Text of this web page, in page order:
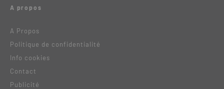
A propos
A Propos
Politique de confidentialité
Info cookies
Contact
Publicité